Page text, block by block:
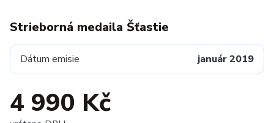
Strieborná medaila Šťastie
Dátum emisie január 2019
4 990 Kč